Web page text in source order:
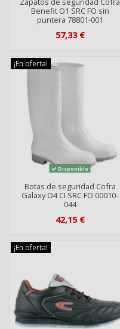
Benefit O1 SRC FO sin
puntera 78801-001
57,33 €
¡En oferta!
Disponible
Botas de seguridad Cofra
Galaxy O4 CI SRC FO 00010-
044
42,15 €
¡En oferta!